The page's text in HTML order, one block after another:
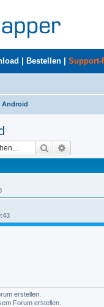
Bestellen Support-
Android
Suche
erstellen.
Forum erstellen.